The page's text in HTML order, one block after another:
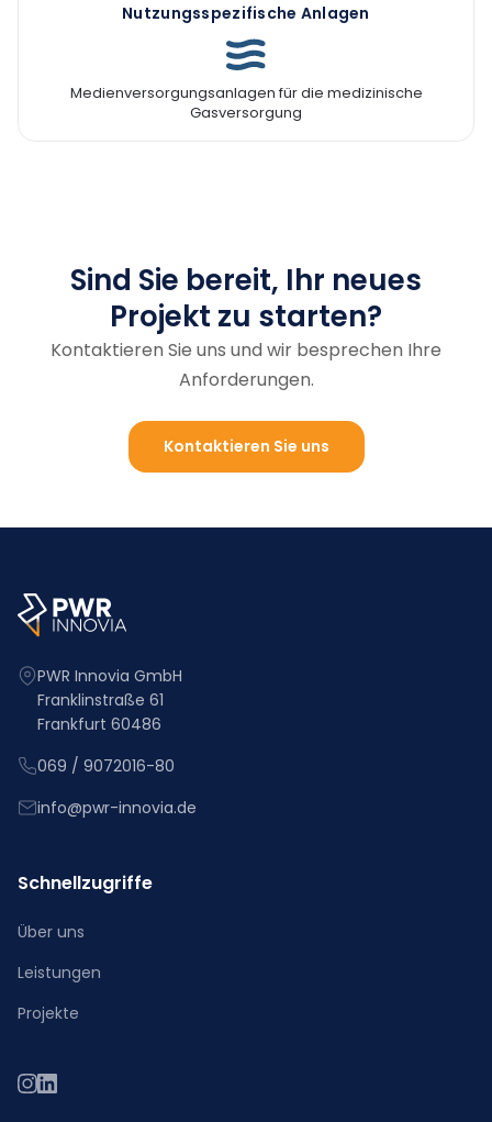
Nutzungsspezifische Anlagen
Medienversorgungsanlagen für die medizinische
Gasversorgung
Sind Sie bereit, Ihr neues
Projekt zu starten?
Kontaktieren Sie uns und wir besprechen Ihre
Anforderungen.
Kontaktieren Sie uns
PWR Innovia GmbH
Franklinstraße 61
Frankfurt 60486
069 / 9072016-80
info@pwr-innovia.de
Schnellzugriffe
Über uns
Leistungen
Projekte